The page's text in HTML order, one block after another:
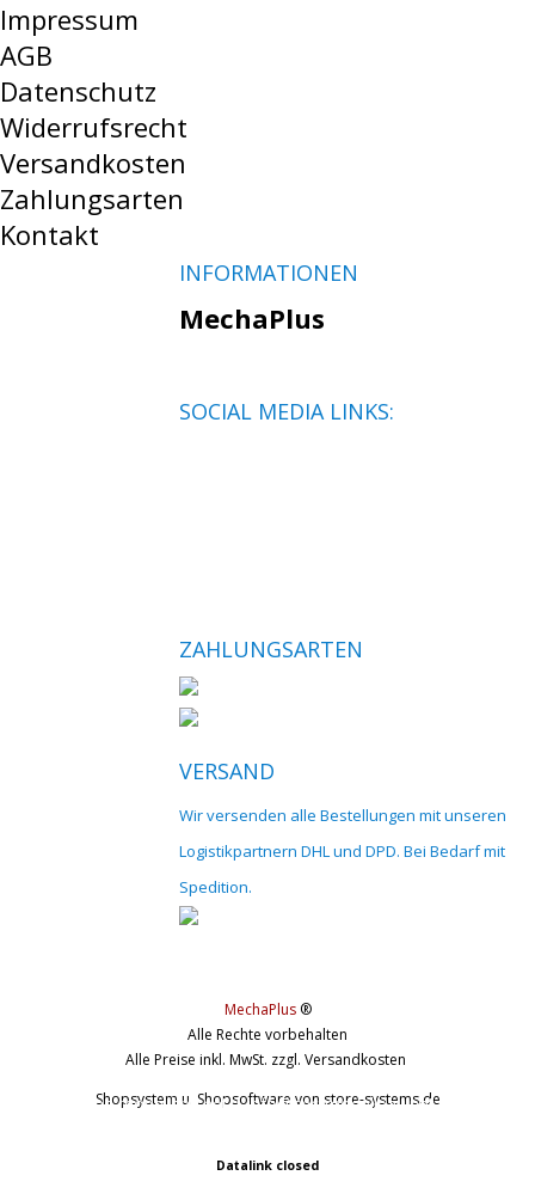
© 2017 cnc-modellbau.net | info@cnc-modellbau.net | +49
Impressum
AGB
Datenschutz
Widerrufsrecht
Versandkosten
Zahlungsarten
Kontakt
INFORMATIONEN
MechaPlus
SOCIAL MEDIA LINKS:
ZAHLUNGSARTEN
VERSAND
Wir versenden alle Bestellungen mit unseren
Logistikpartnern DHL und DPD. Bei Bedarf mit
Spedition.
MechaPlus ®
Alle Rechte vorbehalten
Alle Preise inkl. MwSt. zzgl. Versandkosten
Shopsystem u. Shopsoftware von store-systems.de
Datalink closed